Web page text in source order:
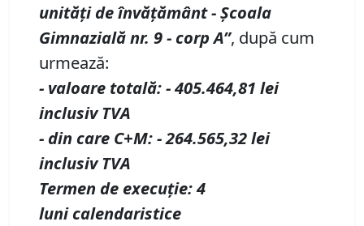
unități deînvățământ -Școala
Gimnazială nr. 9 - corp A”, după cum
urmează:
- valoare totală:- 405.464,81 lei
inclusivTVA
- din care C+M:- 264.565,32lei
inclusivTVA
Termen de execuție: 4
lunicalendaristice